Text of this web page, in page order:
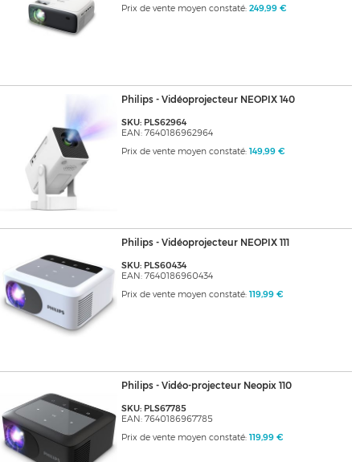
Prix de vente moyen constaté: 249,99 €
Philips - Vidéoprojecteur NEOPIX 140
SKU: PLS62964
EAN: 7640186962964
Prix de vente moyen constaté: 149,99 €
Philips - Vidéoprojecteur NEOPIX 111
SKU: PLS60434
EAN: 7640186960434
Prix de vente moyen constaté: 119,99 €
Philips - Vidéo-projecteur Neopix 110
SKU: PLS67785
EAN: 7640186967785
Prix de vente moyen constaté: 119,99 €